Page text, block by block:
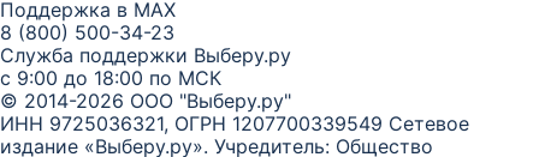
Поддержка в MAX
8 (800) 500-34-23
Служба поддержки Выберу.ру
с 9:00 до 18:00 по МСК
© 2014-2026 ООО "Выберу.ру"
ИНН 9725036321, ОГРН 1207700339549 Сетевое
издание «Выберу.ру». Учредитель: Общество